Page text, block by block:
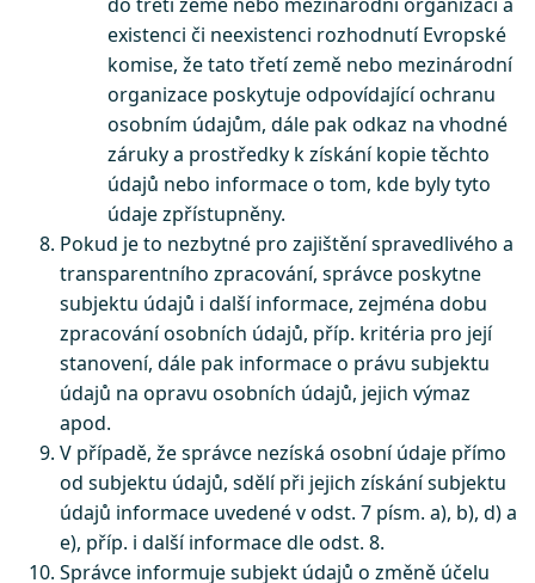
existenci či neexistenci rozhodnutí Evropské
komise, že tato třetí země nebo mezinárodní
organizace poskytuje odpovídající ochranu
osobním údajům, dále pak odkaz na vhodné
záruky a prostředky k získání kopie těchto
údajů nebo informace o tom, kde byly tyto
údaje zpřístupněny.
Pokud je to nezbytné pro zajištění spravedlivého a
transparentního zpracování, správce poskytne
subjektu údajů i další informace, zejména dobu
zpracování osobních údajů, příp. kritéria pro její
stanovení, dále pak informace o právu subjektu
údajů na opravu osobních údajů, jejich výmaz
apod.
V případě, že správce nezíská osobní údaje přímo
od subjektu údajů, sdělí při jejich získání subjektu
údajů informace uvedené v odst. 7 písm. a), b), d) a
e), příp. i další informace dle odst. 8.
Správce informuje subjekt údajů o změně účelu